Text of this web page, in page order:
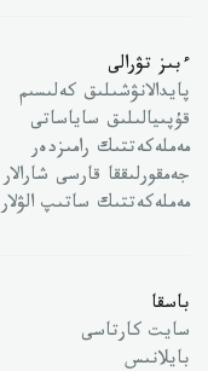
ءبىز تۋرالى
پايدالانۋشىلىق كەلىسىم
قۇپىيالىلىق ساياساتى
مەملەكەتتىك رامىزدەر
جەمقورلىققا قارسى شارالار
مەملەكەتتىك ساتىپ الۋلار
باسقا
سايت كارتاسى
بايلانىس